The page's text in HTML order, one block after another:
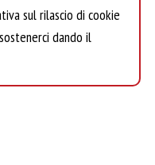
sul rilascio di cookie
dando il